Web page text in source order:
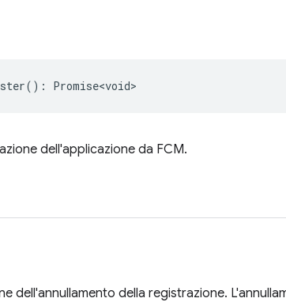
() : Promise<void>
dell'applicazione da FCM.
dell'annullamento della registrazione.